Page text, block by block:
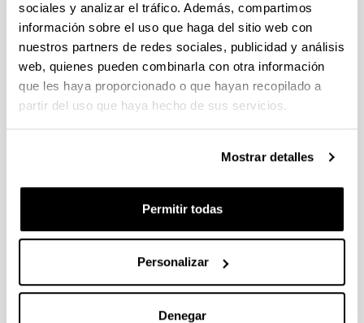
sociales y analizar el tráfico. Además, compartimos
información sobre el uso que haga del sitio web con
nuestros partners de redes sociales, publicidad y análisis
web, quienes pueden combinarla con otra información
que les haya proporcionado o que hayan recopilado a
partir del uso que haya hecho de sus servicios.
Mostrar detalles
Permitir todas
Personalizar
Denegar
FECHA Y LUGAR:El taller se desarrollará en dos
sesiones:
15 de junio y 29 de junio en el Seminario 1 del
Centro de investigación Lascaray Ikergunea.
Campus de Álava UPV/EHU. Avenida Miguel de
Unamuno, nº3. Vitoria-Gasteiz.
HORARIO: 08:00h.-15:00 h
Enviar un correo electrónico al
junio indicando nombre y apellidos de la persona
asistente y el grupo de investigación al que
Taller gratuito. Las plazas son limitadas.
Objetivos:
Empezar a practicar el diseño de Modelos de